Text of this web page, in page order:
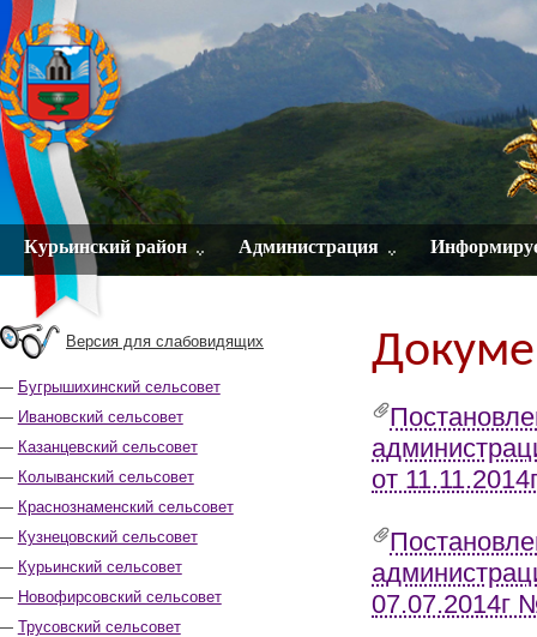
Курьинский район Администрация
Версия для слабовидящих
Бугрышихинский сельсовет
Ивановский сельсовет
Казанцевский сельсовет
Колыванский сельсовет
Краснознаменский сельсовет
Кузнецовский сельсовет
Курьинский сельсовет
Новофирсовский сельсовет
Трусовский сельсовет
от
07.07.2014г